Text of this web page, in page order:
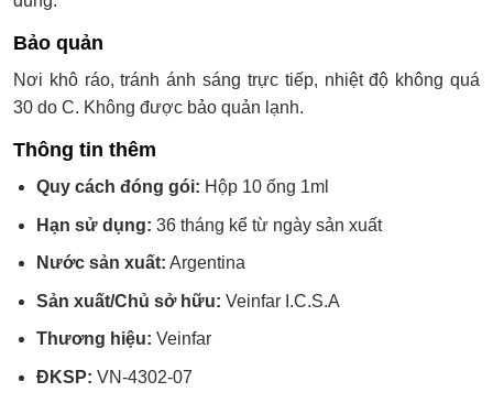
Bảo quản
Nơi khô ráo, tránh ánh sáng trực tiếp, nhiệt độ không quá
30 do C. Không được bảo quản lạnh.
Thông tin thêm
Quy cách đóng gói: Hộp 10 ống 1ml
Hạn sử dụng: 36 tháng kể từ ngày sản xuất
Nước sản xuất: Argentina
Sản xuất/Chủ sở hữu: Veinfar I.C.S.A
Thương hiệu: Veinfar
ĐKSP: VN-4302-07